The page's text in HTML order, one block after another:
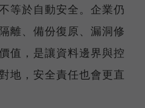
等於自動安全。企業仍
離、備份復原、漏洞修
值，是讓資料邊界與控
地，安全責任也會更直